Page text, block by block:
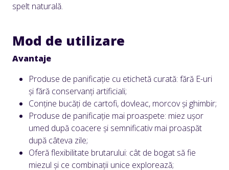
spelt naturală.
Mod de utilizare
Avantaje
Produse de panificație cu etichetă curată: fără E-uri
și fără conservanți artificiali;
Conține bucăți de cartofi, dovleac, morcov și ghimbir;
Produse de panificație mai proaspete: miez ușor
umed după coacere și semnificativ mai proaspăt
după câteva zile;
Oferă flexibilitate brutarului: cât de bogat să fie
miezul și ce combinații unice explorează;